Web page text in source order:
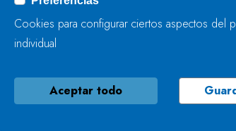
Cookies para configurar ciertos aspectos del
individual
Aceptar todo